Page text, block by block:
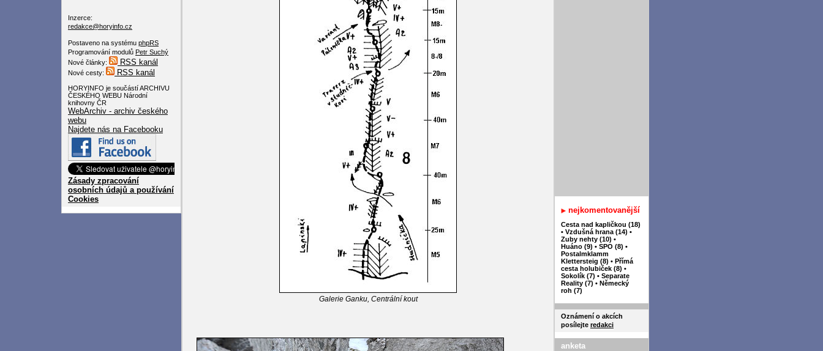
Inzerce:
redakce@horyinfo.cz
Postaveno na systému phpRS
Programování modulů Petr Suchý
Nové články:
RSS kanál
Nové cesty: RSS kanál
HORYINFO je součástí ARCHIVU
ČESKÉHO WEBU Národní
knihovny ČR
WebArchiv - archiv českého
webu
Najdete nás na Facebooku
Zásady zpracování
osobních údajů a používání
Cookies
Galerie Ganku, Centrální kout
nejkomentovanější
Cesta nad kapličkou (18)
• Vzdušná hrana (14) •
Zuby nehty (10) •
Huáno (9) • SPO (8) •
Postalmklamm
Klettersteig (8) • Přímá
cesta holubiček (8) •
Sokolík (7) • Separate
Reality (7) • Německý
roh (7)
Oznámení o akcích
posílejte redakci
anketa